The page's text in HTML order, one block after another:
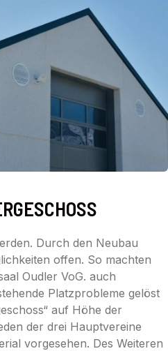
Durch den Neubau
offen. So machten
Oudler VoG. auch
Platzprobleme gelöst
auf Höhe der
der drei Hauptvereine
vorgesehen. Des Weiteren